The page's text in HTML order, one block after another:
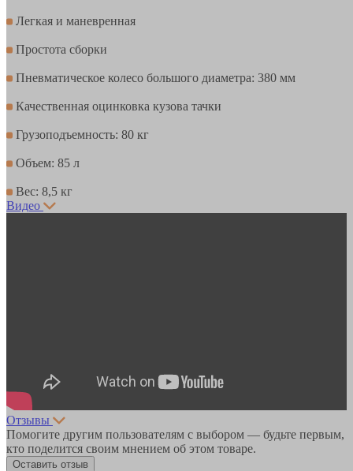
Легкая и маневренная
Простота сборки
Пневматическое колесо большого диаметра: 380 мм
Качественная оцинковка кузова тачки
Грузоподъемность: 80 кг
Объем: 85 л
Вес: 8,5 кг
Видео
Отзывы
Помогите другим пользователям с выбором — будьте первым,
кто поделится своим мнением об этом товаре.
Оставить отзыв